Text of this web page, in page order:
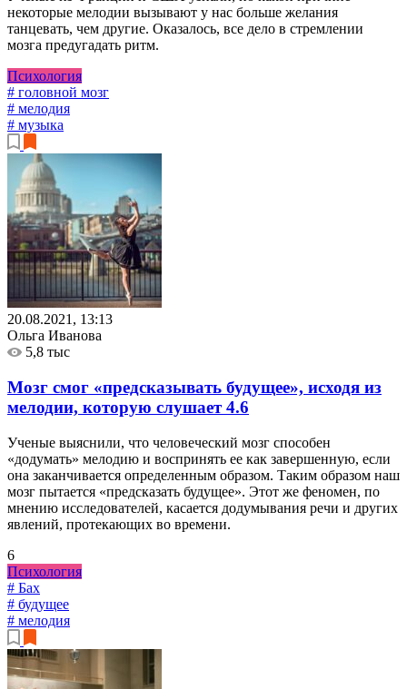
некоторые мелодии вызывают у нас больше желания
танцевать, чем другие. Оказалось, все дело в стремлении
мозга предугадать ритм.
Психология
# головной мозг
# мелодия
# музыка
20.08.2021, 13:13
Ольга Иванова
5,8 тыс
Мозг смог «предсказывать будущее», исходя из
мелодии, которую слушает4.6
Ученые выяснили, что человеческий мозг способен
«додумать» мелодию и воспринять ее как завершенную, если
она заканчивается определенным образом. Таким образом наш
мозг пытается «предсказать будущее». Этот же феномен, по
мнению исследователей, касается додумывания речи и других
явлений, протекающих во времени.
6
Психология
# Бах
# будущее
# мелодия